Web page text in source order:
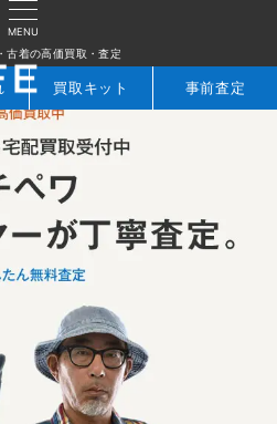
MENU
古着の高価買取・査定
買取キット 事前査定